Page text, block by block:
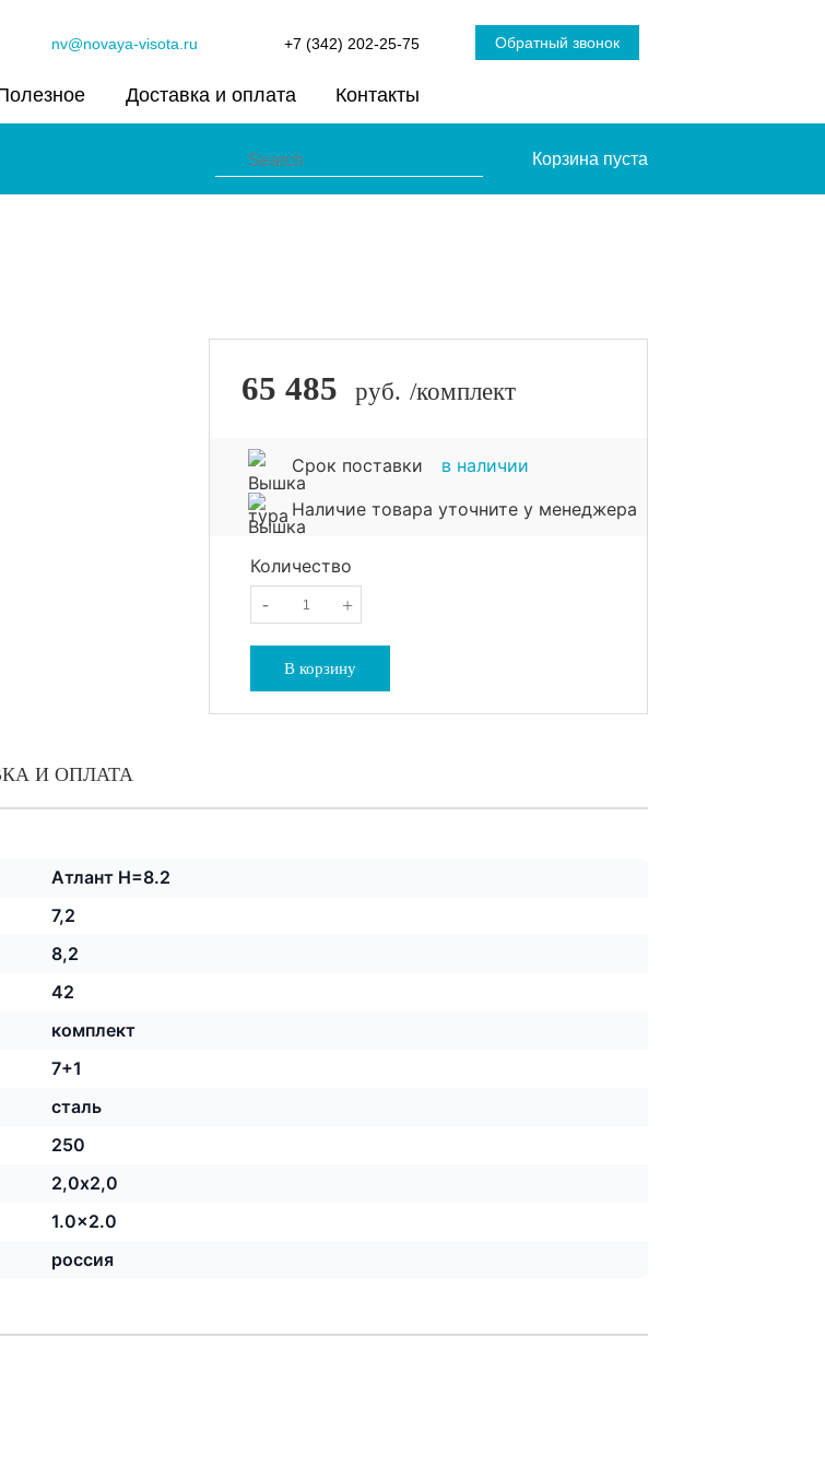
nv@novaya-visota.ru +7 (342) 202-25-75
Доставка и оплата Контакты
Обратный звонок
Корзина пуста
65 485 руб. /комплект
Срок поставки
в наличии
Наличие товара уточните у менеджера
Количество
+
-
В корзину
И ОПЛАТА
Атлант H=8.2
7,2
8,2
42
комплект
7+1
сталь
250
2,0х2,0
1.0x2.0
россия